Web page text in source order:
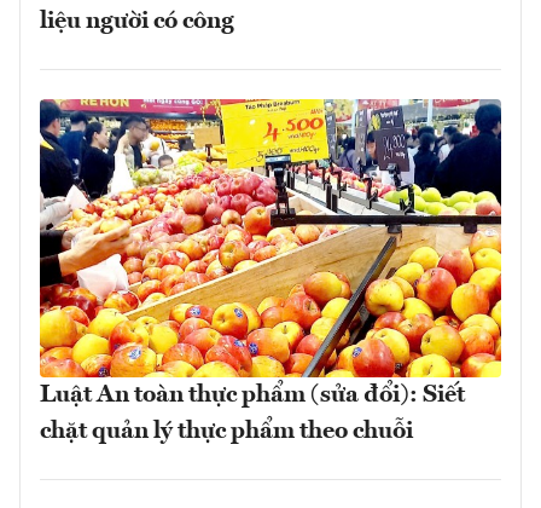
liệu người có công
Luật An toàn thực phẩm (sửa đổi): Siết
chặt quản lý thực phẩm theo chuỗi